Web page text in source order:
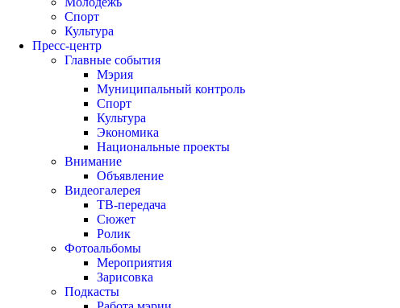
Спорт
Культура
Пресс-центр
Главные события
Мэрия
Муниципальный контроль
Спорт
Культура
Экономика
Национальные проекты
Внимание
Объявление
Видеогалерея
ТВ-передача
Сюжет
Ролик
Фотоальбомы
Мероприятия
Зарисовка
Подкасты